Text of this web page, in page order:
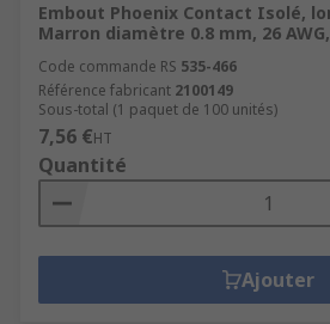
Embout Phoenix Contact Isolé,
Marron diamètre 0.8 mm, 26 AWG,
Code commande RS 535-466
Référence fabricant 2100149
Sous-total (1 paquet de 100 unités)
7,56 €HT
Quantité
Ajouter